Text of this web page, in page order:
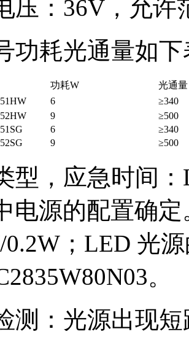
压：36V，允许
功耗光通量如
功耗W
光通
6
≥340
9
≥500
6
≥340
9 ≥500
型，应急时间
电源的配置确
0.2W；LED 光
。
测：光源出现